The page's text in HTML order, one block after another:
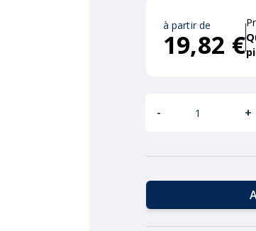
à partir de
19,82 €
- +